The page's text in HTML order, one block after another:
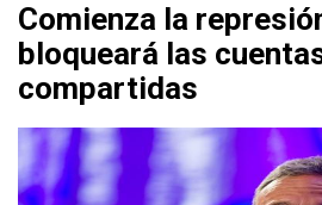
Comienza la
bloqueará las
compartidas